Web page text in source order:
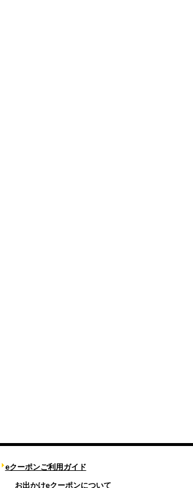
eクーポンご利用ガイド
お出かけeクーポンについて